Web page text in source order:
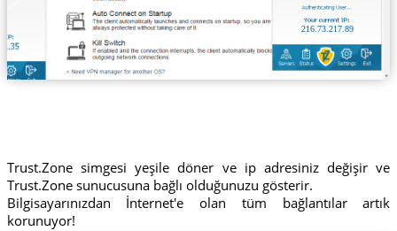
216.73.217.89
Trust.Zone simgesi yeşile döner ve ip adresiniz değişir ve
Trust.Zone sunucusuna bağlı olduğunuzu gösterir.
Bilgisayarınızdan İnternet'e olan tüm bağlantılar artık
korunuyor!